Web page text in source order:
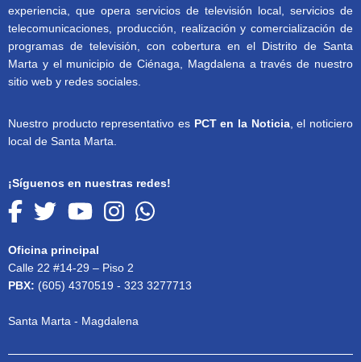
experiencia, que opera servicios de televisión local, servicios de
telecomunicaciones, producción, realización y comercialización de
programas de televisión, con cobertura en el Distrito de Santa
Marta y el municipio de Ciénaga, Magdalena a través de nuestro
sitio web y redes sociales.
Nuestro producto representativo es PCT en la Noticia, el noticiero
local de Santa Marta.
¡Síguenos en nuestras redes!
Oficina principal
Calle 22 #14-29 – Piso 2
PBX: (605) 4370519 - 323 3277713
Santa Marta - Magdalena